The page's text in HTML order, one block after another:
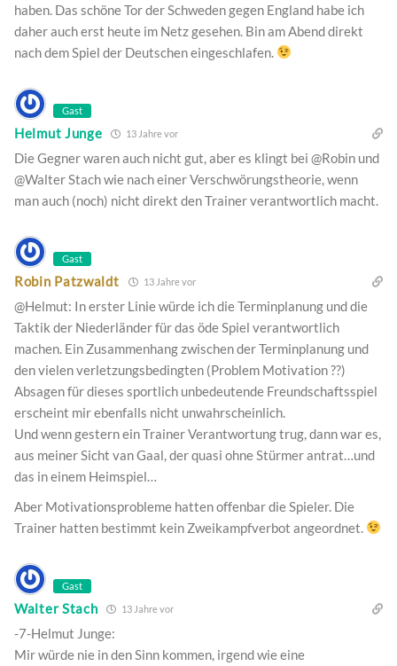
haben. Das schöne Tor der Schweden gegen England habe ich
daher auch erst heute im Netz gesehen. Bin am Abend direkt
nach dem Spiel der Deutschen eingeschlafen.
Gast
Helmut Junge 13 Jahre vor
Die Gegner waren auch nicht gut, aber es klingt bei @Robin und
@Walter Stach wie nach einer Verschwörungstheorie, wenn
man auch (noch) nicht direkt den Trainer verantwortlich macht.
Gast
Robin Patzwaldt 13 Jahre vor
@Helmut: In erster Linie würde ich die Terminplanung und die
Taktik der Niederländer für das öde Spiel verantwortlich
machen. Ein Zusammenhang zwischen der Terminplanung und
den vielen verletzungsbedingten (Problem Motivation ??)
Absagen für dieses sportlich unbedeutende Freundschaftsspiel
erscheint mir ebenfalls nicht unwahrscheinlich.
Und wenn gestern ein Trainer Verantwortung trug, dann war es,
aus meiner Sicht van Gaal, der quasi ohne Stürmer antrat…und
das in einem Heimspiel…
Aber Motivationsprobleme hatten offenbar die Spieler. Die
Trainer hatten bestimmt kein Zweikampfverbot angeordnet.
Gast
Walter Stach 13 Jahre vor
-7-Helmut Junge:
Mir würde nie in den Sinn kommen, irgend wie eine